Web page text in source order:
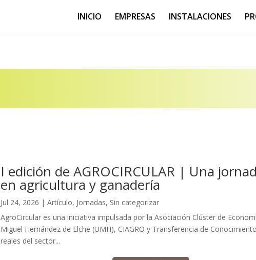
INICIO EMPRESAS INSTALACIONES
I edición de AGROCIRCULAR | Una
en agricultura y ganadería
Jul 24, 2026 |Artículo, Jornadas, Sin categorizar
AgroCircular es una iniciativa impulsada por la Asociación Clúster de
Miguel Hernández de Elche (UMH), CIAGRO y Transferencia de
reales del sector...